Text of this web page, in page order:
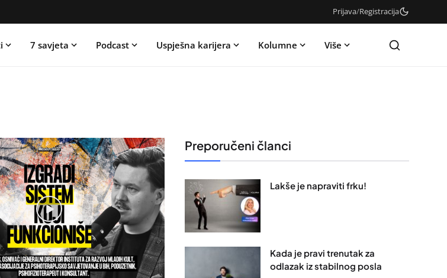
Prijava/Registracija
7 savjeta Podcast Uspješna karijera Kolumne Više
Preporučeni članci
Lakše je napraviti frku!
Kada je pravi trenutak za
odlazak iz stabilnog posla